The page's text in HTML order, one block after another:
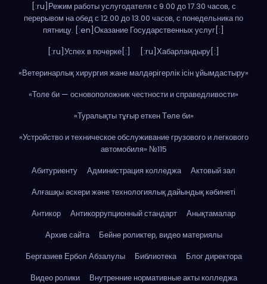
[:ru]Режим работы услугодателя с 9.00 до 17.30 часов, с
перерывом на обед с 12.00 до 13.00 часов, с понедельника по
пятницу. [:en]Оказание Государственных услуг[:]
[:ru]Успех в почерке[:]
[:ru]Хабарландыру[:]
«Ветеринарлық хирургия жане малдәрігерлік ісін ұйымдастыру»
«Толе би — основоположник честности и справедливости»
«Туралықты тұғыр еткен Төле би»
«Устройство и техническое обслуживание грузового и легкового
автомобиля» №115
Абитуриенту
Администрация колледжа
Актовый зал
Алғашқы әскери және технологиялық дайындық кәбинеті
Антикор
Антикоррупционный стандарт
Анықтамалар
Архив сайта
Бейне роликтер, видео материялы
Бергазиев Ербол Абзалулы
Библиотека
Блог директора
Видео ролики
Внутренние нормативные акты колледжа